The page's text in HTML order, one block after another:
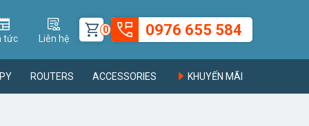
tức Liên hệ
0 0976 655 584
ROUTERS ACCESSORIES KHUYẾN MÃI